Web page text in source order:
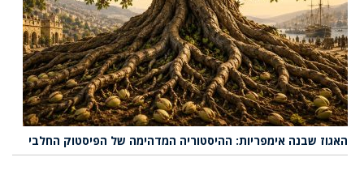
האגוז שבנה אימפריות: ההיסטוריה המדהימה של הפיסטוק החלבי